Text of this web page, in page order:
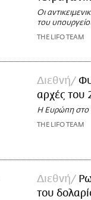
Οι
του
THE LIFO TEAM
Διεθνή
αρχές του
Η Ευρώπη στο
THE LIFO TEAM
Διεθνή
του